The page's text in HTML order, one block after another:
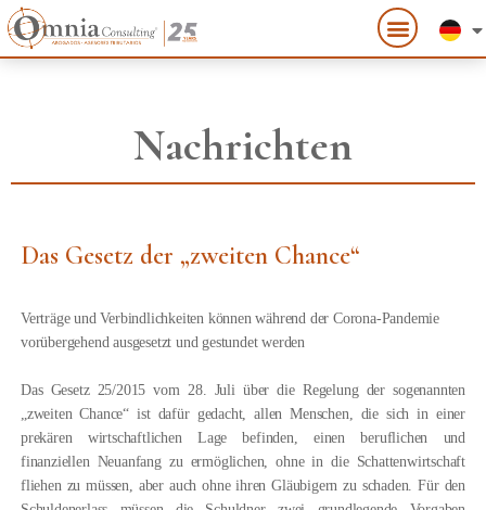
Nachrichten
Das Gesetz der „zweiten Chance“
Verträge und Verbindlichkeiten können während der Corona-Pandemie
vorübergehend ausgesetzt und gestundet werden
Das Gesetz 25/2015 vom 28. Juli über die Regelung der sogenannten
„zweiten Chance“ ist dafür gedacht, allen Menschen, die sich in einer
prekären wirtschaftlichen Lage befinden, einen beruflichen und
finanziellen Neuanfang zu ermöglichen, ohne in die Schattenwirtschaft
fliehen zu müssen, aber auch ohne ihren Gläubigern zu schaden. Für den